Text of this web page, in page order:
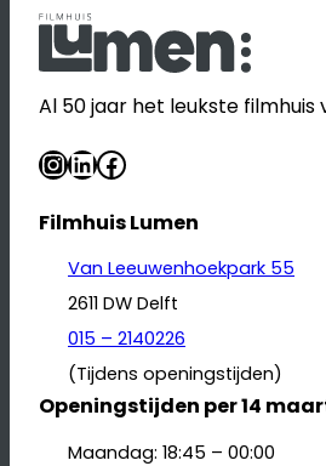
Al 50 jaar het leukste filmhuis
InstagramLinkedIn Facebook
Filmhuis Lumen
Van Leeuwenhoekpark 55
2611 DW Delft
015 – 2140226
(Tijdens openingstijden)
Openingstijden per 14
Maandag: 18:45 – 00:00